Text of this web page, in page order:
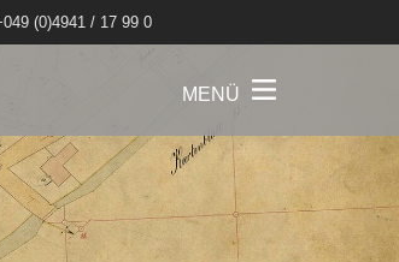
(0)4941 / 17 99 0
MENÜ